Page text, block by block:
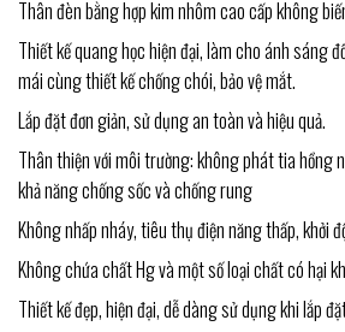
Thân đèn bằng hợp kim nhôm cao cấp không
Thiết kế quang học hiện đại, làm cho ánh sáng
mái cùng thiết kế chống chói, bảo vệ mắt.
Lắp đặt đơn giản, sử dụng an toàn và hiệu quả.
Thân thiện với môi trường: không phát tia hồng
khả năng chống sốc và chống rung
Không nhấp nháy, tiêu thụ điện năng thấp, khởi
Không chứa chất Hg và một số loại chất có hại
Thiết kế đẹp, hiện đại, dễ dàng sử dụng khi lắp